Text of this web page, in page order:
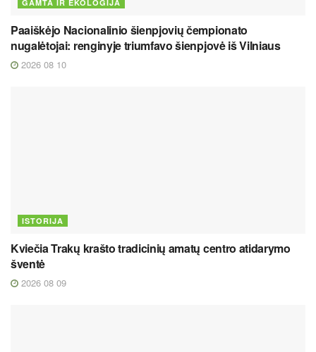
GAMTA IR EKOLOGIJA
Paaiškėjo Nacionalinio šienpjovių čempionato
nugalėtojai: renginyje triumfavo šienpjovė iš Vilniaus
2026 08 10
ISTORIJA
Kviečia Trakų krašto tradicinių amatų centro atidarymo
šventė
2026 08 09